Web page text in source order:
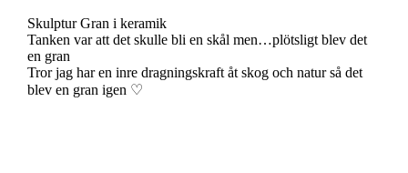
Skulptur Gran i keramik
Tanken var att det skulle bli en skål men…plötsligt blev det
en gran
Tror jag har en inre dragningskraft åt skog och natur så det
blev en gran igen ♡